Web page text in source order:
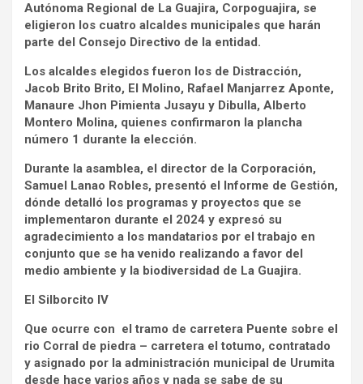
Autónoma Regional de La Guajira, Corpoguajira, se
eligieron los cuatro alcaldes municipales que harán
parte del Consejo Directivo de la entidad.
Los alcaldes elegidos fueron los de Distracción,
Jacob Brito Brito, El Molino, Rafael Manjarrez Aponte,
Manaure Jhon Pimienta Jusayu y Dibulla, Alberto
Montero Molina, quienes confirmaron la plancha
número 1 durante la elección.
Durante la asamblea, el director de la Corporación,
Samuel Lanao Robles, presentó el Informe de Gestión,
dónde detalló los programas y proyectos que se
implementaron durante el 2024 y expresó su
agradecimiento a los mandatarios por el trabajo en
conjunto que se ha venido realizando a favor del
medio ambiente y la biodiversidad de La Guajira.
El Silborcito IV
Que ocurre con el tramo de carretera Puente sobre el
rio Corral de piedra – carretera el totumo, contratado
y asignado por la administración municipal de Urumita
desde hace varios años y nada se sabe de su